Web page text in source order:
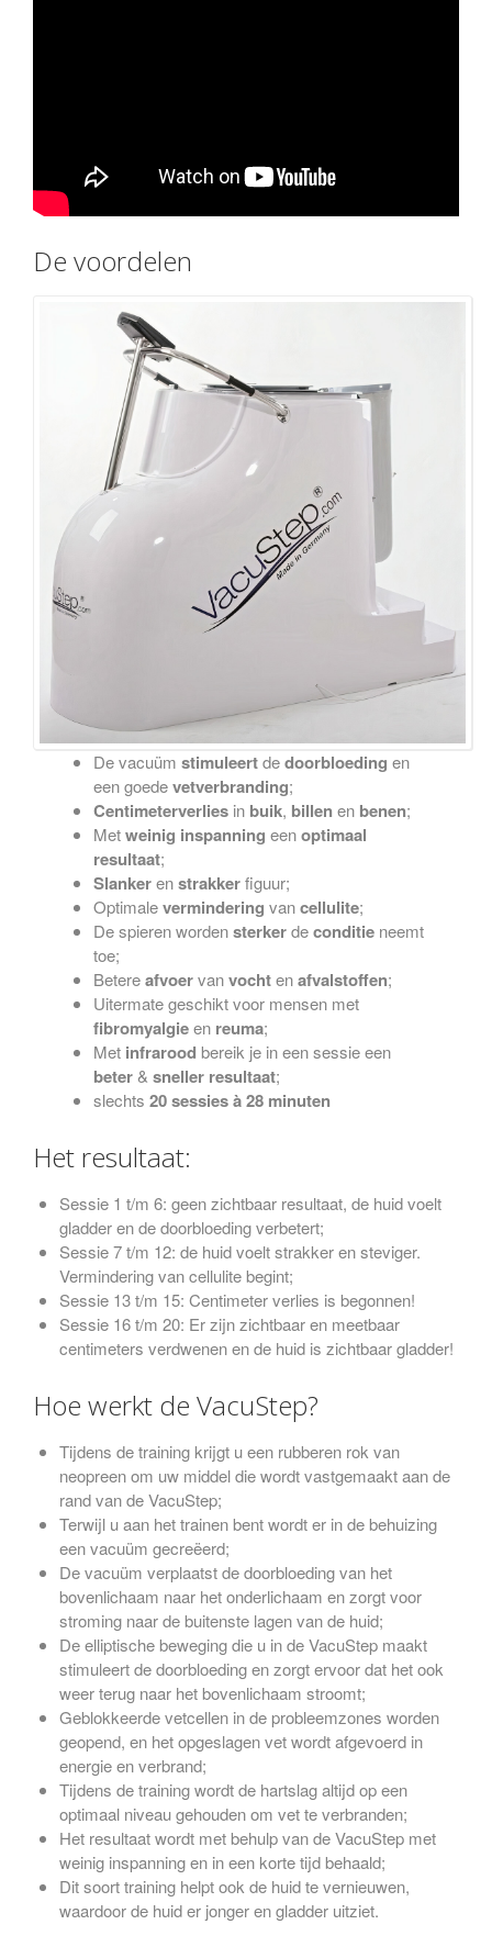
De voordelen
De vacuümstimuleertdedoorbloeding en
een goedevetverbranding;
Centimeterverlies in buik, billen en benen;
Metweinig inspanning eenoptimaal
resultaat;
Slankerenstrakkerfiguur;
Optimalevermindering vancellulite;
De spieren wordensterkerdeconditie neemt
toe;
Betereafvoervanvochtenafvalstoffen;
Uitermate geschikt voor mensen met
fibromyalgieen reuma;
Met infrarood bereik je in een sessie een
beter &sneller resultaat;
slechts20 sessies à 28 minuten
Het resultaat:
Sessie 1 t/m 6: geen zichtbaar resultaat, de huid voelt
gladder en de doorbloeding verbetert;
Sessie 7 t/m 12: de huid voelt strakker en steviger.
Vermindering van cellulite begint;
Sessie 13 t/m 15: Centimeter verlies is begonnen!
Sessie 16 t/m 20: Er zijn zichtbaar en meetbaar
centimeters verdwenen en de huid is zichtbaar gladder!
Hoe werkt de VacuStep?
Tijdens de training krijgt u een rubberen rok van
neopreen om uw middel die wordt vastgemaakt aan de
rand van de VacuStep;
Terwijl u aan het trainen bent wordt er in de behuizing
een vacuüm gecreëerd;
De vacuüm verplaatst de doorbloeding van het
bovenlichaam naar het onderlichaam en zorgt voor
stroming naar de buitenste lagen van de huid;
De elliptische beweging die u in de VacuStep maakt
stimuleert de doorbloeding en zorgt ervoor dat het ook
weer terug naar het bovenlichaam stroomt;
Geblokkeerde vetcellen in de probleemzones worden
geopend, en het opgeslagen vet wordt afgevoerd in
energie en verbrand;
Tijdens de training wordt de hartslag altijd op een
optimaal niveau gehouden om vet te verbranden;
Het resultaat wordt met behulp van de VacuStep met
weinig inspanning en in een korte tijd behaald;
Dit soort training helpt ook de huid te vernieuwen,
waardoor de huid er jonger en gladder uitziet.